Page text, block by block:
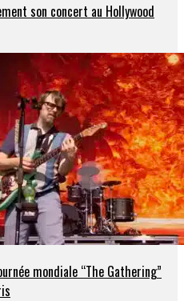
son concert au Hollywood
mondiale “The Gathering”